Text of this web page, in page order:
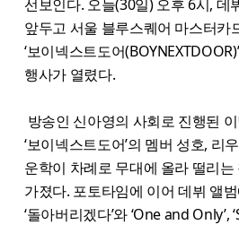
선보인다. 오늘(30일) 오후 6시, 데
앞두고 서울 블루스퀘어 마스터카
‘보이넥스트도어
행사가 열렸다.
방송인 신아영의 사회로 진행된
‘보이넥스트도어’의 멤버 성호, 리
운학이 차례로 무대에 올라 떨리
가졌다. 포토타임에 이어 데뷔 앨
‘돌아버리겠다’와 ‘One and Only’,